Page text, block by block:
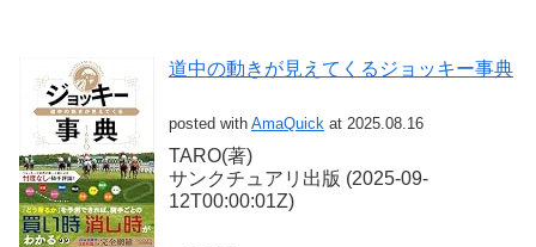
道中の動きが見えてくるジョッキー事典
posted with AmaQuick at 2025.08.16
TARO(著)
サンクチュアリ出版 (2025-09-
12T00:00:01Z)